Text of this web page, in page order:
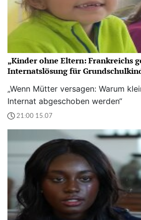
„Kinder ohne Eltern: Frankreichs
Internatslösung für
„Wenn Mütter versagen: Warum
Internat abgeschoben werden“
21:00 15.07